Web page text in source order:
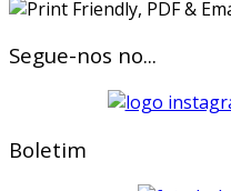
Segue-nos no...
Boletim